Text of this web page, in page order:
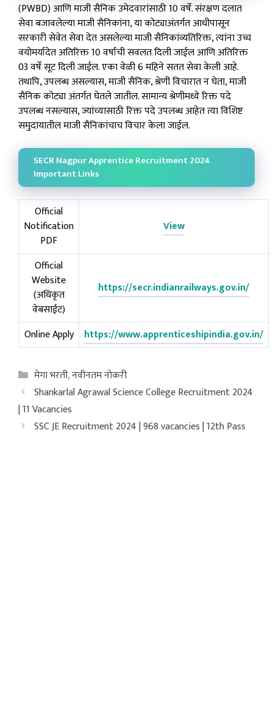
(PWBD) आणि माजी सैनिक उमेदवारांसाठी 10 वर्षे. संरक्षण दलात
सेवा बजावलेल्या माजी सैनिकांना, या कोट्याअंतर्गत आधीपासून
सरकारी सेवेत सेवा देत असलेल्या माजी सैनिकांव्यतिरिक्त, त्यांना उच्च
वयोमर्यादेत अतिरिक्त 10 वर्षांची सवलत दिली जाईल आणि अतिरिक्त
03 वर्षे सूट दिली जाईल. एका वेळी 6 महिने सतत सेवा केली आहे.
तथापि, उपलब्ध असल्यास, माजी सैनिक, श्रेणी विचारात न घेता, माजी
सैनिक कोट्या अंतर्गत घेतले जातील. सामान्य श्रेणीमध्ये रिक्त पदे
उपलब्ध नसल्यास, ज्यांच्यासाठी रिक्त पदे उपलब्ध आहेत त्या विशिष्ट
समुदायातील माजी सैनिकांचाच विचार केला जाईल.
SECR Nagpur Apprentice Recruitment 2024
Important Links
Official
Notification
PDF
View
Official
Website
(अधिकृत
वेबसाईट)
https://secr.indianrailways.gov.in/
Online Apply https://www.apprenticeshipindia.gov.in/
Categories
मेगा भरती,नवीनतम नोकरी
Shankarlal Agrawal Science College Recruitment 2024
| 11 Vacancies
SSC JE Recruitment 2024 | 968 vacancies | 12th Pass